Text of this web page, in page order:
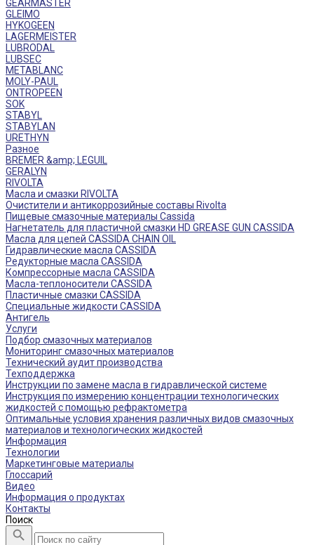
GEARMASTER
GLEIMO
HYKOGEEN
LAGERMEISTER
LUBRODAL
LUBSEC
METABLANC
MOLY-PAUL
ONTROPEEN
SOK
STABYL
STABYLAN
URETHYN
Разное
BREMER &amp; LEGUIL
GERALYN
RIVOLTA
Масла и смазки RIVOLTA
Очистители и антикоррозийные составы Rivolta
Пищевые смазочные материалы Cassida
Нагнетатель для пластичной смазки HD GREASE GUN CASSIDA
Масла для цепей CASSIDA CHAIN OIL
Гидравлические масла CASSIDA
Редукторные масла CASSIDA
Компрессорные масла CASSIDA
Масла-теплоносители CASSIDA
Пластичные смазки CASSIDA
Специальные жидкости CASSIDA
Антигель
Услуги
Подбор смазочных материалов
Мониторинг смазочных материалов
Технический аудит производства
Техподдержка
Инструкции по замене масла в гидравлической системе
Инструкция по измерению концентрации технологических
жидкостей с помощью рефрактометра
Оптимальные условия хранения различных видов смазочных
материалов и технологических жидкостей
Информация
Технологии
Маркетинговые материалы
Глоссарий
Видео
Информация о продуктах
Контакты
Поиск